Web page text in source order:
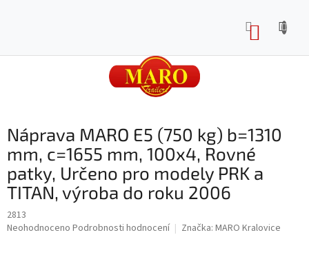
Náprava MARO E5 (750 kg) b=1310
mm, c=1655 mm, 100x4, Rovné
patky, Určeno pro modely PRK a
TITAN, výroba do roku 2006
2813
Průměrné
Neohodnoceno Podrobnosti hodnocení Značka: MARO Kralovice